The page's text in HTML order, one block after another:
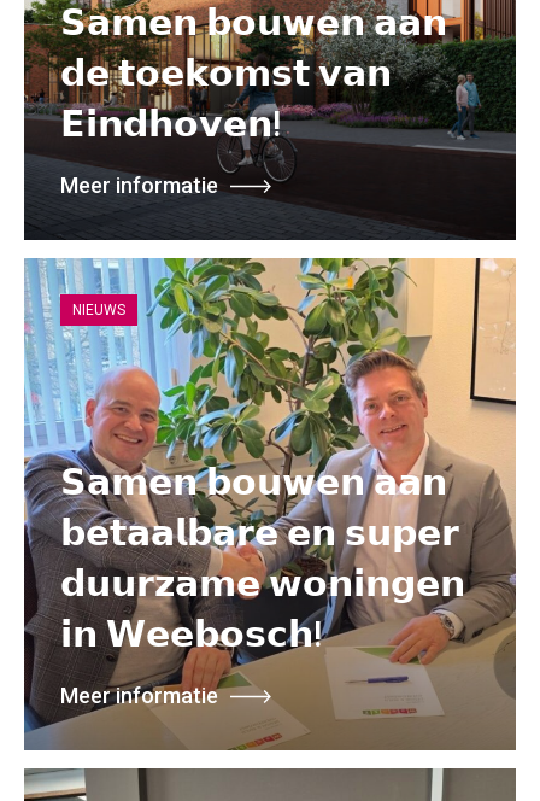
𝗦𝗮𝗺𝗲𝗻 𝗯𝗼𝘂𝘄𝗲𝗻 𝗮𝗮𝗻
𝗱𝗲 𝘁𝗼𝗲𝗸𝗼𝗺𝘀𝘁 𝘃𝗮𝗻
𝗘𝗶𝗻𝗱𝗵𝗼𝘃𝗲𝗻!
Meer informatie
NIEUWS
𝗦𝗮𝗺𝗲𝗻 𝗯𝗼𝘂𝘄𝗲𝗻 𝗮𝗮𝗻
𝗯𝗲𝘁𝗮𝗮𝗹𝗯𝗮𝗿𝗲 𝗲𝗻 𝘀𝘂𝗽𝗲𝗿
𝗱𝘂𝘂𝗿𝘇𝗮𝗺𝗲 𝘄𝗼𝗻𝗶𝗻𝗴𝗲𝗻
𝗶𝗻 𝗪𝗲𝗲𝗯𝗼𝘀𝗰𝗵!
Meer informatie